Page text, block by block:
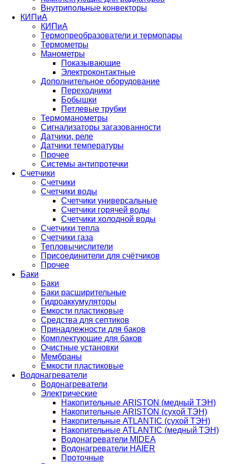
Внутрипольные конвекторы
КИПиА
КИПиА
Термопреобразователи и термопары
Термометры
Манометры
Показывающие
Электроконтактные
Дополнительное оборудование
Переходники
Бобышки
Петлевые трубки
Термоманометры
Сигнализаторы загазованности
Датчики, реле
Датчики температуры
Прочее
Системы антипротечки
Счетчики
Счетчики
Счетчики воды
Счетчики универсальные
Счетчики горячей воды
Счетчики холодной воды
Счетчики тепла
Счетчики газа
Тепловычислители
Присоединители для счётчиков
Прочее
Баки
Баки
Баки расширительные
Гидроаккумуляторы
Емкости пластиковые
Средства для септиков
Принадлежности для баков
Комплектующие для баков
Очистные установки
Мембраны
Ёмкости пластиковые
Водонагреватели
Водонагреватели
Электрические
Накопительные ARISTON (медный ТЭН)
Накопительные ARISTON (сухой ТЭН)
Накопительные ATLANTIC (сухой ТЭН)
Накопительные ATLANTIC (медный ТЭН)
Водонагреватели MIDEA
Водонагреватели HAIER
Проточные